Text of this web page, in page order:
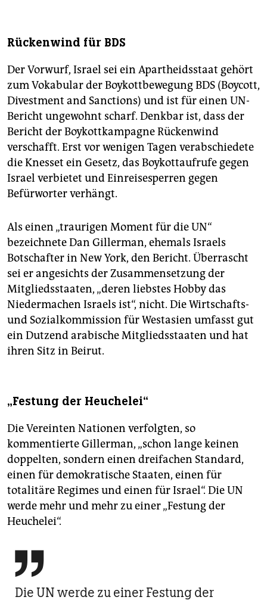
Rückenwind für BDS
Der Vorwurf, Israel sei ein Apartheidsstaat gehört
zum Vokabular der Boykottbewegung BDS (Boycott,
Divestment and Sanctions) und ist für einen UN-
Bericht ungewohnt scharf. Denkbar ist, dass der
Bericht der Boykottkampagne Rückenwind
verschafft. Erst vor wenigen Tagen verabschiedete
die Knesset ein Gesetz, das Boykottaufrufe gegen
Israel verbietet und Einreisesperren gegen
Befürworter verhängt.
Als einen „traurigen Moment für die UN“
bezeichnete Dan Gillerman, ehemals Israels
Botschafter in New York, den Bericht. Überrascht
sei er angesichts der Zusammensetzung der
Mitgliedsstaaten, „deren liebstes Hobby das
Niedermachen Israels ist“, nicht. Die Wirtschafts-
und Sozialkommission für Westasien umfasst gut
ein Dutzend arabische Mitgliedsstaaten und hat
ihren Sitz in Beirut.
„Festung der Heuchelei“
Die Vereinten Nationen verfolgten, so
kommentierte Gillerman, „schon lange keinen
doppelten, sondern einen dreifachen Standard,
einen für demokratische Staaten, einen für
totalitäre Regimes und einen für Israel“. Die UN
werde mehr und mehr zu einer „Festung der
Heuchelei“.

Die UN werde zu einer Festung der